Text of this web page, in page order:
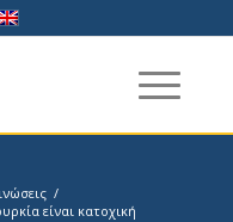
/
είναι κατοχική